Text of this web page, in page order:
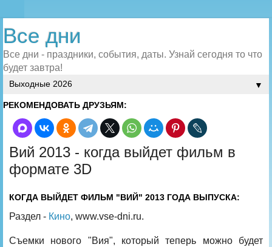
Все дни
Все дни - праздники, события, даты. Узнай сегодня то что
будет завтра!
▼
РЕКОМЕНДОВАТЬ ДРУЗЬЯМ:
Вий 2013 - когда выйдет фильм в
формате 3D
КОГДА ВЫЙДЕТ ФИЛЬМ "ВИЙ" 2013 ГОДА ВЫПУСКА:
Раздел - Кино, www.vse-dni.ru.
Съемки нового "Вия", который теперь можно будет